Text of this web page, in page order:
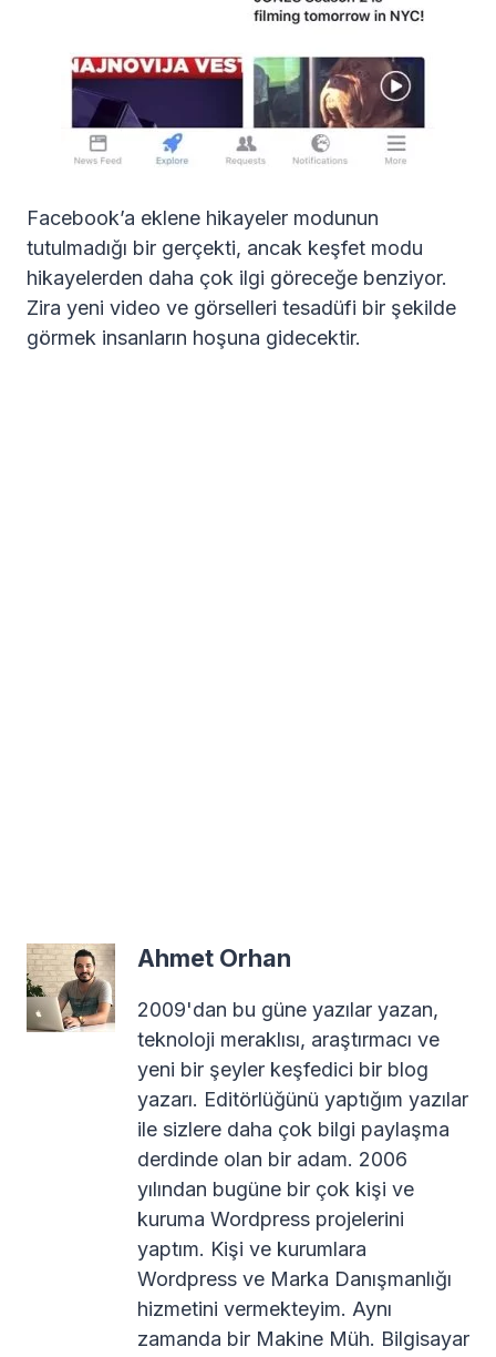
Facebook’a eklene hikayeler modunun
tutulmadığı bir gerçekti, ancak keşfet modu
hikayelerden daha çok ilgi göreceğe benziyor.
Zira yeni video ve görselleri tesadüfi bir şekilde
görmek insanların hoşuna gidecektir.
Ahmet Orhan
2009'dan bu güne yazılar yazan,
teknoloji meraklısı, araştırmacı ve
yeni bir şeyler keşfedici bir blog
yazarı. Editörlüğünü yaptığım yazılar
ile sizlere daha çok bilgi paylaşma
derdinde olan bir adam. 2006
yılından bugüne bir çok kişi ve
kuruma Wordpress projelerini
yaptım. Kişi ve kurumlara
Wordpress ve Marka Danışmanlığı
hizmetini vermekteyim. Aynı
zamanda bir Makine Müh. Bilgisayar